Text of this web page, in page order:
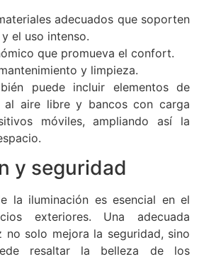
adecuados que soporten
el uso intenso.
que promueva el confort.
y limpieza.
puede incluir elementos de
al aire libre y bancos con carga
móviles, ampliando así la
y seguridad
la iluminación es esencial en el
exteriores. Una adecuada
no solo mejora la seguridad, sino
resaltar la belleza de los